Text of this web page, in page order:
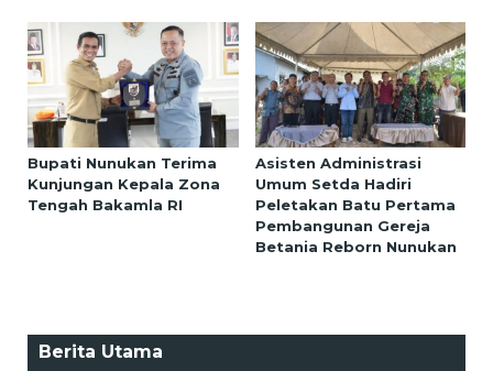
Bupati Nunukan Terima
Kunjungan Kepala Zona
Tengah Bakamla RI
Asisten Administrasi
Umum Setda Hadiri
Peletakan Batu Pertama
Pembangunan Gereja
Betania Reborn Nunukan
Berita Utama